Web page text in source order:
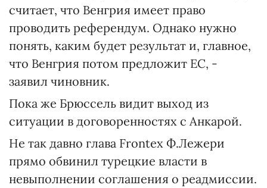
считает, что Венгрия имеет право
проводить референдум. Однако нужно
понять, каким будет результат и, главное,
что Венгрия потом предложит ЕС, -
заявил чиновник.
Пока же Брюссель видит выход из
ситуации в договоренностях с Анкарой.
Не так давно глава Frontex Ф.Лежери
прямо обвинил турецкие власти в
невыполнении соглашения о реадмиссии.